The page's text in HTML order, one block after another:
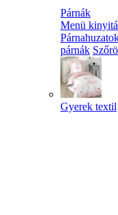
Párnák
Menü
párnák
Gyerek textil